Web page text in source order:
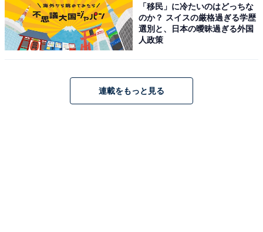
アクセス・料金・宿泊情報は？
所在地：三重県志摩市浜島町迫子2619番地1
交通手段：近鉄鵜方駅より無料送迎バスまたはタクシー
「移民」に冷たいのはどっちな
のか？ スイスの厳格過ぎる学歴
選別と、日本の曖昧過ぎる外国
人政策
連載をもっと見る